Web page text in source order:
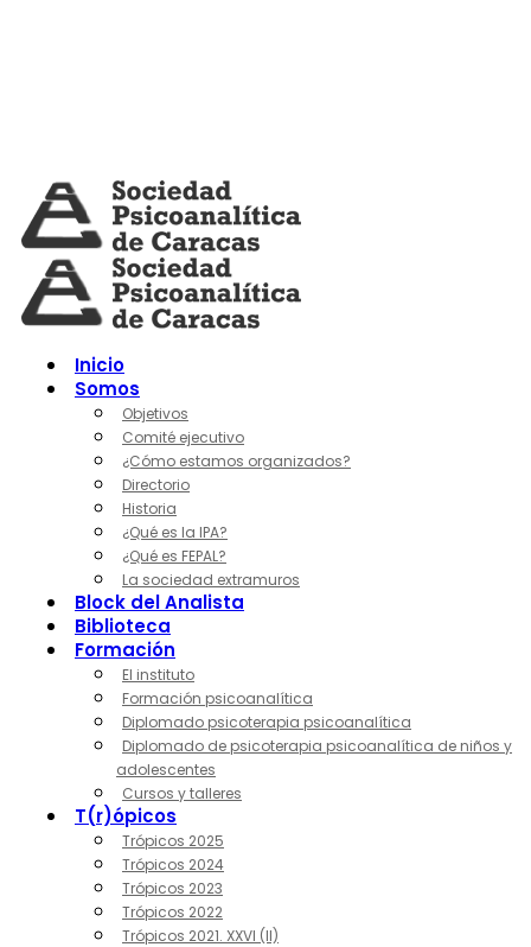
Inicio
Somos
Objetivos
Comité ejecutivo
¿Cómo estamos organizados?
Directorio
Historia
¿Qué es la IPA?
¿Qué es FEPAL?
La sociedad extramuros
Block del Analista
Biblioteca
Formación
El instituto
Formación psicoanalítica
Diplomado psicoterapia psicoanalítica
Diplomado de psicoterapia psicoanalítica de niños y
adolescentes
Cursos y talleres
T(r)ópicos
Trópicos 2025
Trópicos 2024
Trópicos 2023
Trópicos 2022
Trópicos 2021. XXVI (II)